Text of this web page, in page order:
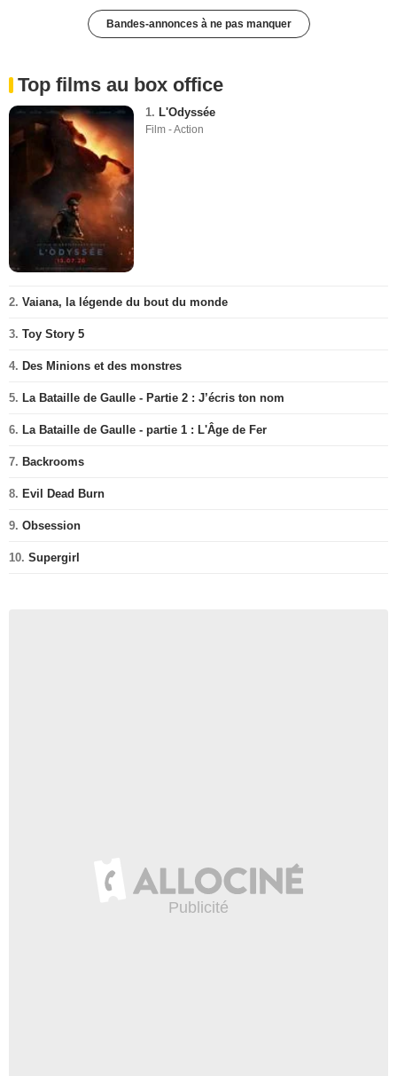
Bandes-annonces à ne pas manquer
Top films au box office
1. L'Odyssée
Film - Action
2. Vaiana, la légende du bout du monde
3. Toy Story 5
4. Des Minions et des monstres
5. La Bataille de Gaulle - Partie 2 : J’écris ton nom
6. La Bataille de Gaulle - partie 1 : L'Âge de Fer
7. Backrooms
8. Evil Dead Burn
9. Obsession
10. Supergirl